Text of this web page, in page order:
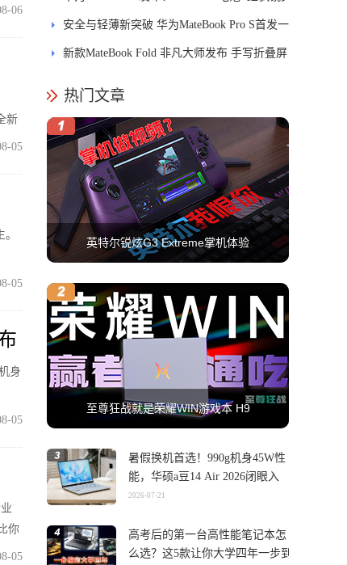
06
新
05
05
身
05
你
05
安全与轻薄新突破 华为MateBook Pro S首发一
区双像素技术防窥屏
新款MateBook Fold 非凡大师发布 手写折叠屏
热门文章
英特尔锐炫G3 Extreme掌机体验
至尊狂战就是荣耀WIN游戏本 H9
暑假换机首选！990g机身45W性
能，华硕a豆14 Air 2026闭眼入
2026-07-21
高考后的第一台高性能笔记本怎
么选？这5款让你大学四年一步到